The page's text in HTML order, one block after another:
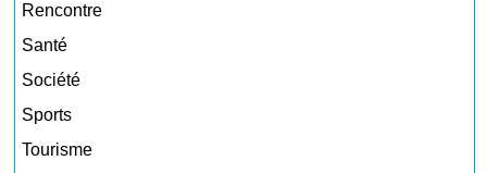
Rencontre
Santé
Société
Sports
Tourisme